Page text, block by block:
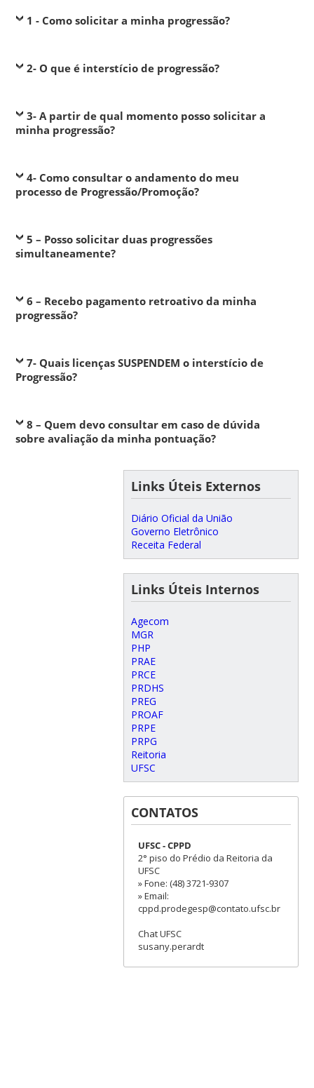
1 - Como solicitar a minha progressão?
2- O que é interstício de progressão?
3- A partir de qual momento posso solicitar a
minha progressão?
4- Como consultar o andamento do meu
processo de Progressão/Promoção?
5 – Posso solicitar duas progressões
simultaneamente?
6 – Recebo pagamento retroativo da minha
progressão?
7- Quais licenças SUSPENDEM o interstício de
Progressão?
8 – Quem devo consultar em caso de dúvida
sobre avaliação da minha pontuação?
Links Úteis Externos
Diário Oficial da União
Governo Eletrônico
Receita Federal
Links Úteis Internos
Agecom
MGR
PHP
PRAE
PRCE
PRDHS
PREG
PROAF
PRPE
PRPG
Reitoria
UFSC
CONTATOS
UFSC - CPPD
2° piso do Prédio da Reitoria da
UFSC
» Fone: (48) 3721-9307
» Email:
cppd.prodegesp@contato.ufsc.br
Chat UFSC
susany.perardt